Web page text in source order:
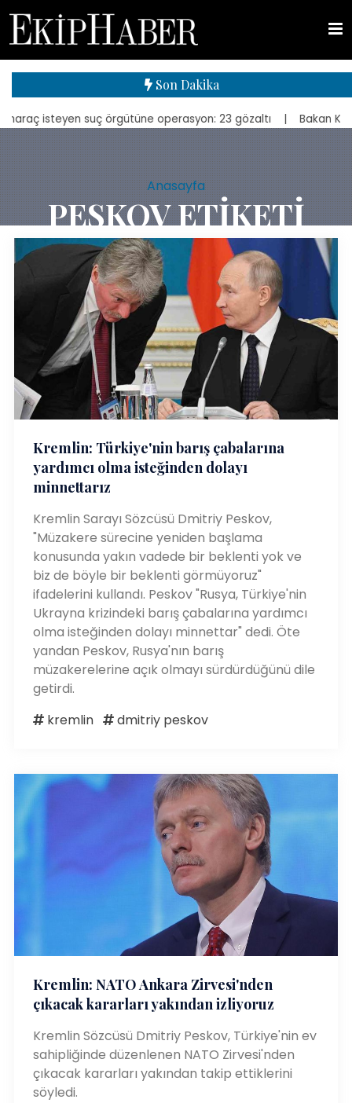
Son Dakika
suç örgütüne operasyon: 23 gözaltı | Bakan Kurum,
PESKOV ETIKETI
Anasayfa
Kremlin: Türkiye'nin barış çabalarına
yardımcı olma isteğinden dolayı
minnettarız
Kremlin Sarayı Sözcüsü Dmitriy Peskov,
"Müzakere sürecine yeniden başlama
konusunda yakın vadede bir beklenti yok ve
biz de böyle bir beklenti görmüyoruz"
ifadelerini kullandı. Peskov "Rusya, Türkiye'nin
Ukrayna krizindeki barış çabalarına yardımcı
olma isteğinden dolayı minnettar" dedi. Öte
yandan Peskov, Rusya'nın barış
müzakerelerine açık olmayı sürdürdüğünü dile
getirdi.
kremlin
dmitriy peskov
Kremlin: NATO Ankara Zirvesi'nden
çıkacak kararları yakından izliyoruz
Kremlin Sözcüsü Dmitriy Peskov, Türkiye'nin ev
sahipliğinde düzenlenen NATO Zirvesi'nden
çıkacak kararları yakından takip ettiklerini
söyledi.